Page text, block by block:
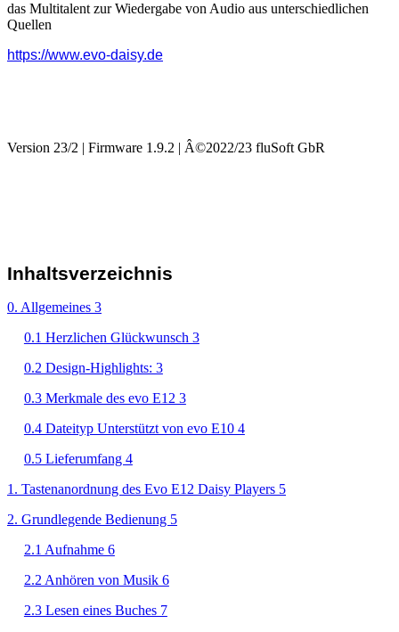
das Multitalent zur Wiedergabe von Audio aus unterschiedlichen
Quellen
https://www.evo-daisy.de
Version 23/2 | Firmware 1.9.2 | Â©2022/23 fluSoft GbR
Inhaltsverzeichnis
0. Allgemeines 3
0.1 Herzlichen Glückwunsch 3
0.2 Design-Highlights: 3
0.3 Merkmale des evo E12 3
0.4 Dateityp Unterstützt von evo E10 4
0.5 Lieferumfang 4
1. Tastenanordnung des Evo E12 Daisy Players 5
2. Grundlegende Bedienung 5
2.1 Aufnahme 6
2.2 Anhören von Musik 6
2.3 Lesen eines Buches 7